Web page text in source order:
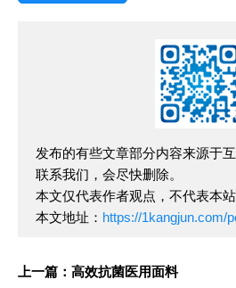
发布的有些文章部分内容来源于
联系我们，会尽快删除。
本文仅代表作者观点，不代表本站
本文地址： https://1kangjun.com/
上一篇：高效抗菌医用面料